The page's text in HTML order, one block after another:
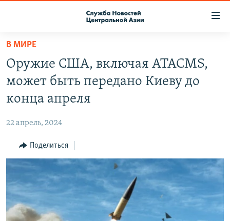
Вернуться
основному
содержанию
главной
навигации
Вернутся
поиску
ПОДПИСКА
НАСТОЯЩЕЕ ВРЕМЯ
МИГРАНТ МЕДИА
В МИРЕ
Оружие США, включая ATACMS,
может быть передано Киеву до
конца апреля
22 апрель, 2024
Поделиться